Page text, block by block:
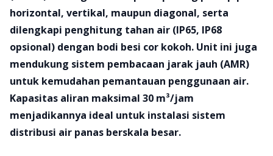
horizontal, vertikal, maupun diagonal, serta
dilengkapi penghitung tahan air (IP65, IP68
opsional) dengan bodi besi cor kokoh. Unit ini juga
mendukung sistem pembacaan jarak jauh (AMR)
untuk kemudahan pemantauan penggunaan air.
Kapasitas aliran maksimal 30 m³/jam
menjadikannya ideal untuk instalasi sistem
distribusi air panas berskala besar.